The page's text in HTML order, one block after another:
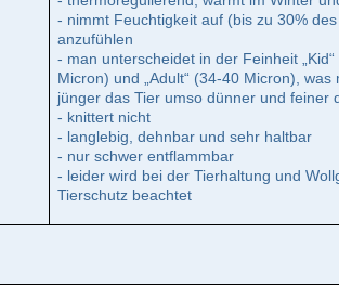
- nimmt Feuchtigkeit auf (bis zu 30%
anzufühlen
- man unterscheidet in der Feinheit
Micron) und „Adult“ (34-40 Micron),
jünger das Tier umso dünner und feiner
- knittert nicht
- langlebig, dehnbar und sehr haltbar
- nur schwer entflammbar
- leider wird bei der Tierhaltung und
Tierschutz beachtet